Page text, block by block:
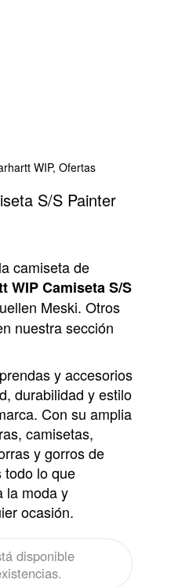
S/S Painter
camiseta de
WIP Camiseta S/S
Meski. Otros
nuestra sección
y accesorios
durabilidad y estilo
Con su amplia
camisetas,
y gorros de
todo lo que
la moda y
ocasión.
disponible
WIP, Ofertas